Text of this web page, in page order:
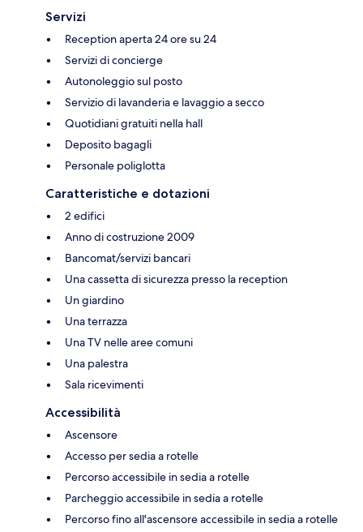
Servizi
Reception aperta 24 ore su 24
Servizi di concierge
Autonoleggio sul posto
Servizio di lavanderia e lavaggio a secco
Quotidiani gratuiti nella hall
Deposito bagagli
Personale poliglotta
Caratteristiche e dotazioni
2 edifici
Anno di costruzione 2009
Bancomat/servizi bancari
Una cassetta di sicurezza presso la reception
Un giardino
Una terrazza
Una TV nelle aree comuni
Una palestra
Sala ricevimenti
Accessibilità
Ascensore
Accesso per sedia a rotelle
Percorso accessibile in sedia a rotelle
Parcheggio accessibile in sedia a rotelle
Percorso fino all'ascensore accessibile in sedia a rotelle